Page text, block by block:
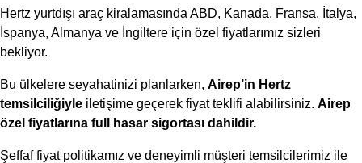
Hertz yurtdışı araç kiralamasında ABD, Kanada, Fransa, İtalya,
İspanya, Almanya ve İngiltere için özel fiyatlarımız sizleri
bekliyor.
Bu ülkelere seyahatinizi planlarken, Airep’in Hertz
temsilciliğiyle iletişime geçerek fiyat teklifi alabilirsiniz. Airep
özel fiyatlarına full hasar sigortası dahildir.
Şeffaf fiyat politikamız ve deneyimli müşteri temsilcilerimiz ile